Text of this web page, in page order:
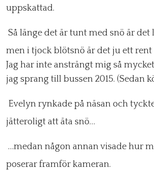
uppskattad.
Så länge det är tunt med snö är det
men i tjock blötsnö är det ju ett rent
Jag har inte ansträngt mig så
jag sprang till bussen 2015. (Sedan
Evelyn rynkade på näsan och
jätteroligt att äta snö…
…medan någon annan visade hur
poserar framför kameran.